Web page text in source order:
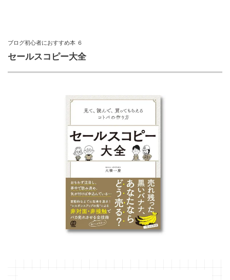
ブログ初心者におすすめ本 ６
セールスコピー大全